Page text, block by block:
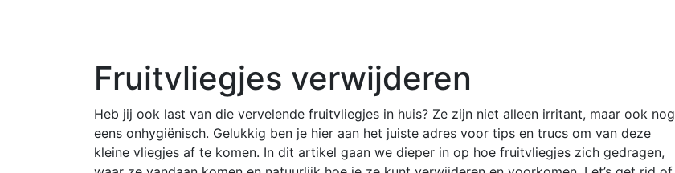
Fruitvliegjes verwijderen
Heb jij ook last van die vervelende fruitvliegjes in huis? Ze zijn niet alleen irritant, maar ook nog
eens onhygiënisch. Gelukkig ben je hier aan het juiste adres voor tips en trucs om van deze
kleine vliegjes af te komen. In dit artikel gaan we dieper in op hoe fruitvliegjes zich gedragen,